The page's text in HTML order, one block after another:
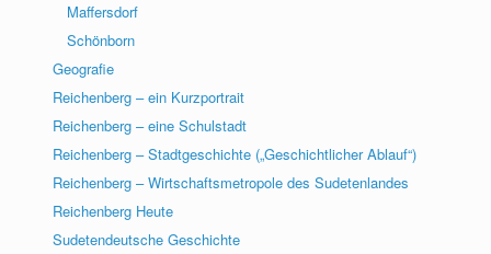
Maffersdorf
Schönborn
Geografie
Reichenberg – ein Kurzportrait
Reichenberg – eine Schulstadt
Reichenberg – Stadtgeschichte („Geschichtlicher Ablauf“)
Reichenberg – Wirtschaftsmetropole des Sudetenlandes
Reichenberg Heute
Sudetendeutsche Geschichte